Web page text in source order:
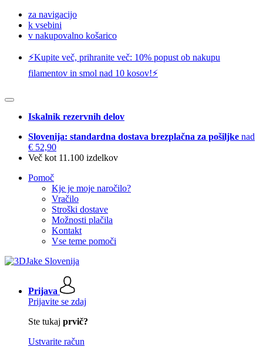
za navigacijo
k vsebini
v nakupovalno košarico
⚡️Kupite več, prihranite več: 10% popust ob nakupu
filamentov in smol nad 10 kosov!⚡️
Iskalnik rezervnih delov
Slovenija: standardna dostava brezplačna za pošiljke nad
€ 52,90
Več kot 11.100 izdelkov
Pomoč
Kje je moje naročilo?
Vračilo
Stroški dostave
Možnosti plačila
Kontakt
Vse teme pomoči
Prijava
Prijavite se zdaj
Ste tukaj prvič?
Ustvarite račun